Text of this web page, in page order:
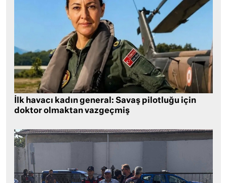
İlk havacı kadın general: Savaş pilotluğu için
doktor olmaktan vazgeçmiş